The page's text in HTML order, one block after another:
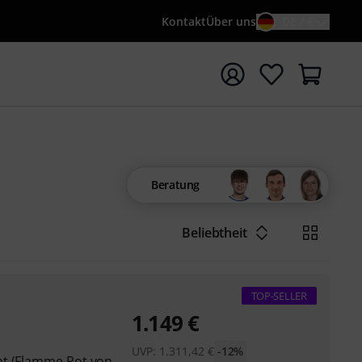
KontaktÜber uns
mit Suchwort {searchTerm} starten
Beratung
Beliebtheit
TOP-SELLER
1.149€
UVP: 1.311,42 € -12%